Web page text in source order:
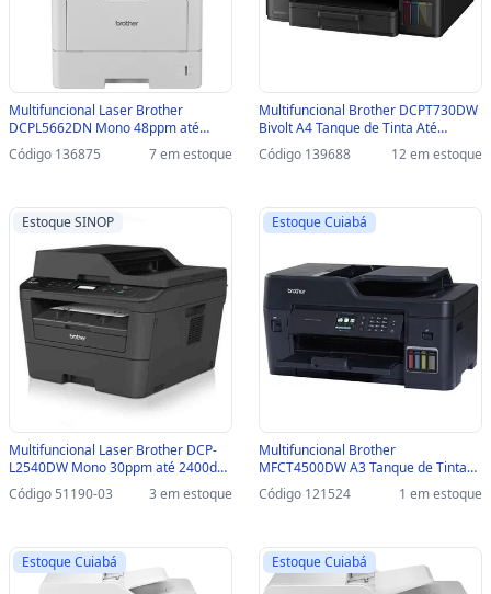
Multifuncional Laser Brother
DCPL5662DN Mono 48ppm até
1200dpi USB/REDE - DCPL5662DN
Código 136875 7 em estoque
Multifuncional Brother DCPT730DW
Bivolt A4 Tanque de Tinta Até
27ppm Até 6000dpi USB/WIFI -
DCPT730DW
Código 139688 12 em estoque
Estoque SINOP
Multifuncional Laser Brother DCP-
L2540DW Mono 30ppm até 2400dpi
USB/REDE/WIFI-SINOP-03 - DCP-
L2540DW
Código 51190-03 3 em estoque
Estoque Cuiabá
Multifuncional Brother
MFCT4500DW A3 Tanque de Tinta
Até 35ppm Até 4800dpi
USB/REDE/WIFI - MFCT4500DW
Código 121524 1 em estoque
Estoque Cuiabá Estoque Cuiabá